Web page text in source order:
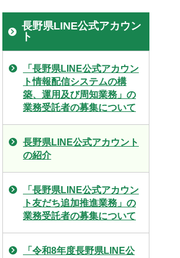
長野県LINE公式アカウン
ト
「長野県LINE公式アカウン
ト情報配信システムの構
築、運用及び周知業務」の
業務受託者の募集について
長野県LINE公式アカウント
の紹介
「長野県LINE公式アカウン
ト友だち追加推進業務」の
業務受託者の募集について
「令和8年度長野県LINE公